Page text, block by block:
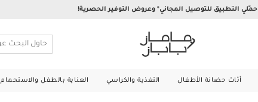
حمّلي التطبيق للتوصيل المجاني* وعروض التوفير الحصرية!
أثاث حضانة الأطفال التغذية والكراسي العناية بالطفل والاستحمام